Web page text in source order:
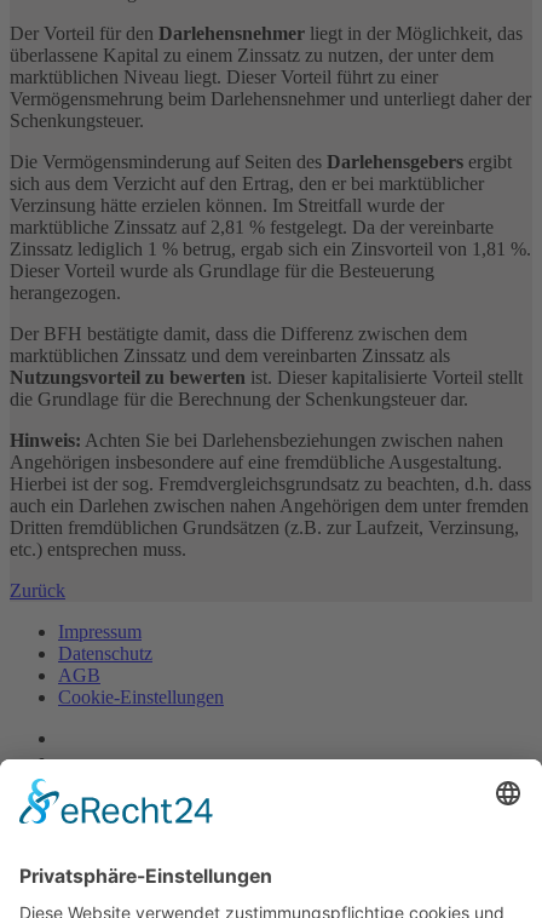
Der Vorteil für den Darlehensnehmer liegt in der Möglichkeit, das
überlassene Kapital zu einem Zinssatz zu nutzen, der unter dem
marktüblichen Niveau liegt. Dieser Vorteil führt zu einer
Vermögensmehrung beim Darlehensnehmer und unterliegt daher der
Schenkungsteuer.
Die Vermögensminderung auf Seiten des Darlehensgebers ergibt
sich aus dem Verzicht auf den Ertrag, den er bei marktüblicher
Verzinsung hätte erzielen können. Im Streitfall wurde der
marktübliche Zinssatz auf 2,81 % festgelegt. Da der vereinbarte
Zinssatz lediglich 1 % betrug, ergab sich ein Zinsvorteil von 1,81 %.
Dieser Vorteil wurde als Grundlage für die Besteuerung
herangezogen.
Der BFH bestätigte damit, dass die Differenz zwischen dem
marktüblichen Zinssatz und dem vereinbarten Zinssatz als
Nutzungsvorteil zu bewerten ist. Dieser kapitalisierte Vorteil stellt
die Grundlage für die Berechnung der Schenkungsteuer dar.
Hinweis: Achten Sie bei Darlehensbeziehungen zwischen nahen
Angehörigen insbesondere auf eine fremdübliche Ausgestaltung.
Hierbei ist der sog. Fremdvergleichsgrundsatz zu beachten, d.h. dass
auch ein Darlehen zwischen nahen Angehörigen dem unter fremden
Dritten fremdüblichen Grundsätzen (z.B. zur Laufzeit, Verzinsung,
etc.) entsprechen muss.
Zurück
Impressum
Datenschutz
AGB
Cookie-Einstellungen
© R.S.B. Schmitz Bergen Frank GmbH Steuerberatungsgesellschaft
Alle Rechte vorbehalten